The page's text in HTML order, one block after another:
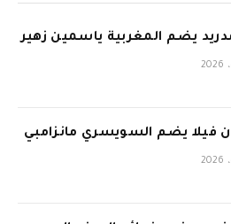
يضم المغربية ياسمين زهير
فيلا يضم السويسري مانزامبي